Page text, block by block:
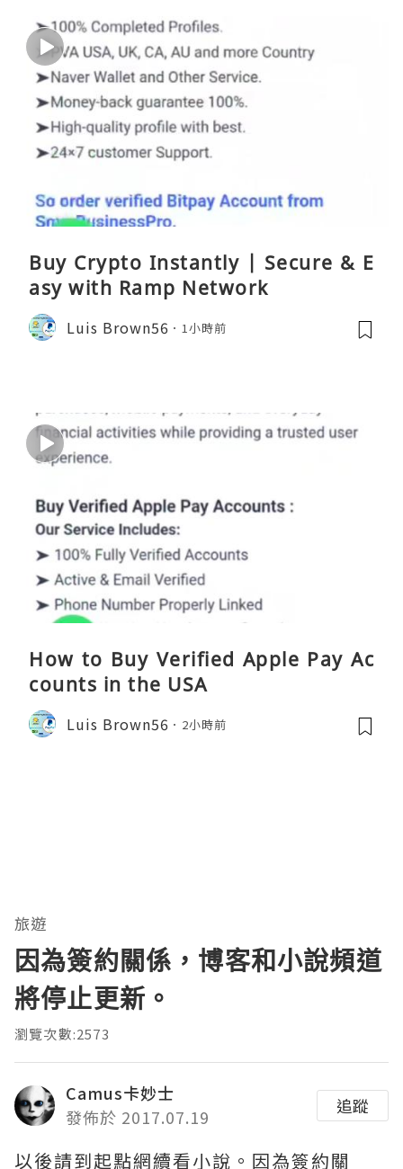
Buy Crypto Instantly | Secure & E
asy with Ramp Network
Luis Brown56 1小時前
How to Buy Verified Apple Pay Ac
counts in the USA
Luis Brown56 2小時前
旅遊
因為簽約關係，博客和小說頻道
將停止更新。
瀏覽次數:2573
Camus卡妙士
發佈於 2017.07.19
追蹤
以後請到起點網續看小說。因為簽約關